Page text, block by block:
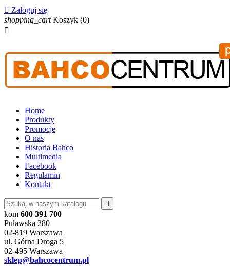
 Zaloguj się
shopping_cart Koszyk (0)

Home
Produkty
Promocje
O nas
Historia Bahco
Multimedia
Facebook
Regulamin
Kontakt

kom 600 391 700
Puławska 280
02-819 Warszawa
ul. Górna Droga 5
02-495 Warszawa
sklep@bahcocentrum.pl